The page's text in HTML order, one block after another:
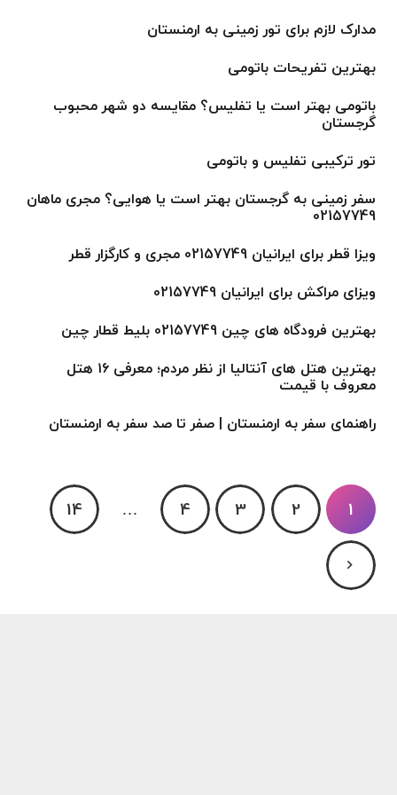
مدارک لازم برای تور زمینی به ارمنستان
بهترین تفریحات باتومی
باتومی بهتر است یا تفلیس؟ مقایسه دو شهر محبوب
گرجستان
تور ترکیبی تفلیس و باتومی
سفر زمینی به گرجستان بهتر است یا هوایی؟ مجری ماهان
02157749
ویزا قطر برای ایرانیان 02157749 مجری و کارگزار قطر
ویزای مراکش برای ایرانیان 02157749
بهترین فرودگاه های چین 02157749 بلیط قطار چین
بهترین هتل های آنتالیا از نظر مردم؛ معرفی ۱۶ هتل
معروف با قیمت
راهنمای سفر به ارمنستان | صفر تا صد سفر به ارمنستان
1
2
3
4
…
14